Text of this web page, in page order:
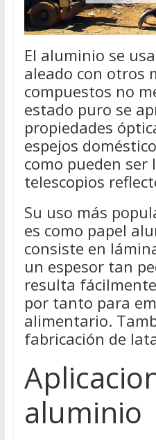
El aluminio se
aleado con otros
compuestos no
estado puro se
propiedades
espejos
como pueden ser
telescopios
Su uso más
es como papel
consiste en
un espesor tan
resulta
por tanto para
alimentario.
fabricación de
aluminio